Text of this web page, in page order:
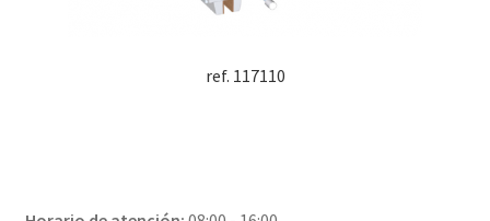
ref. 117110